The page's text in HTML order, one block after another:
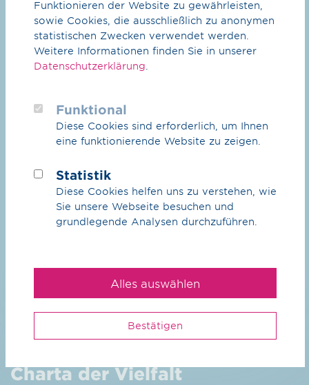
zeigt unsere Aktivitäten in den Handlungsfeldern
Ökologie, Ökonomie und Soziales.
mehr erfahren
Entwickeln.
Charta der Vielfalt
Funktionieren der Website zu gewährleisten,
sowie Cookies, die ausschließlich zu anonymen
statistischen Zwecken verwendet werden.
Weitere Informationen finden Sie in unserer
Datenschutzerklärung
Funktional
Diese Cookies sind erforderlich, um Ihnen
eine funktionierende Website zu zeigen.
Statistik
Diese Cookies helfen uns zu verstehen, wie
Sie unsere Webseite besuchen und
grundlegende Analysen durchzuführen.
Bestätigen
Alles auswählen